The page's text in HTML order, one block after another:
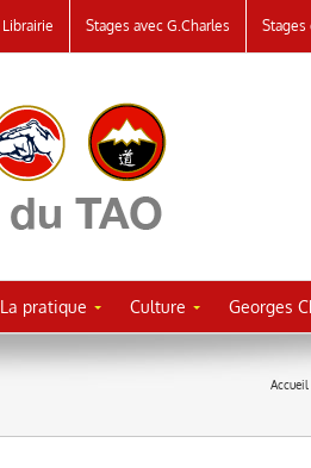
Librairie Stages avec G.Charles Stages
La pratique Culture Georges
Accueil